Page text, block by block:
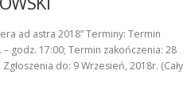
ad astra 2018” Terminy: Termin
godz. 17:00; Termin zakończenia: 28
do: 9 Wrzesień, 2018r. (Cały